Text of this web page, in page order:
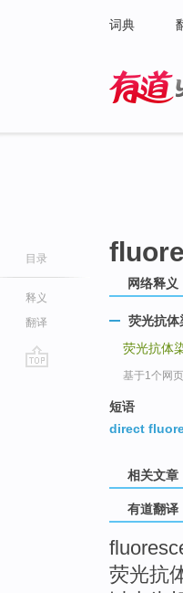
词典
目录
释义
翻译
网络释义
荧光抗体
荧光抗体
基于1个网页
短语
direct
相关文章
有道翻译
荧光抗